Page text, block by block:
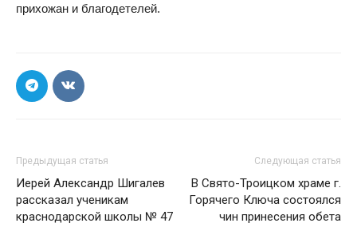
прихожан и благодетелей.
Предыдущая статья
Иерей Александр Шигалев
рассказал ученикам
краснодарской школы № 47
Следующая статья
В Свято-Троицком храме г.
Горячего Ключа состоялся
чин принесения обета